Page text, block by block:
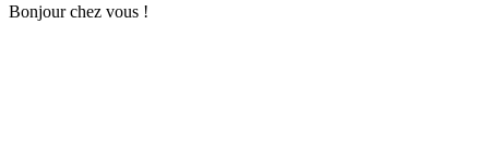
Bonjour chez vous !